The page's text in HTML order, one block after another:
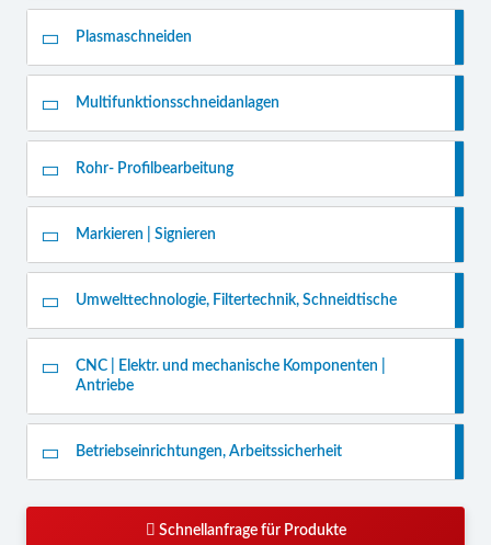
Plasmaschneiden
Multifunktionsschneidanlagen
Rohr- Profilbearbeitung
Markieren | Signieren
Umwelttechnologie, Filtertechnik, Schneidtische
CNC | Elektr. und mechanische Komponenten |
Antriebe
Betriebseinrichtungen, Arbeitssicherheit
Schnellanfrage für Produkte